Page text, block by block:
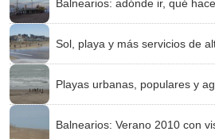
Balnearios: adónde ir, qué
Sol, playa y más servicios de
Playas urbanas, populares y
Balnearios: Verano 2010 con